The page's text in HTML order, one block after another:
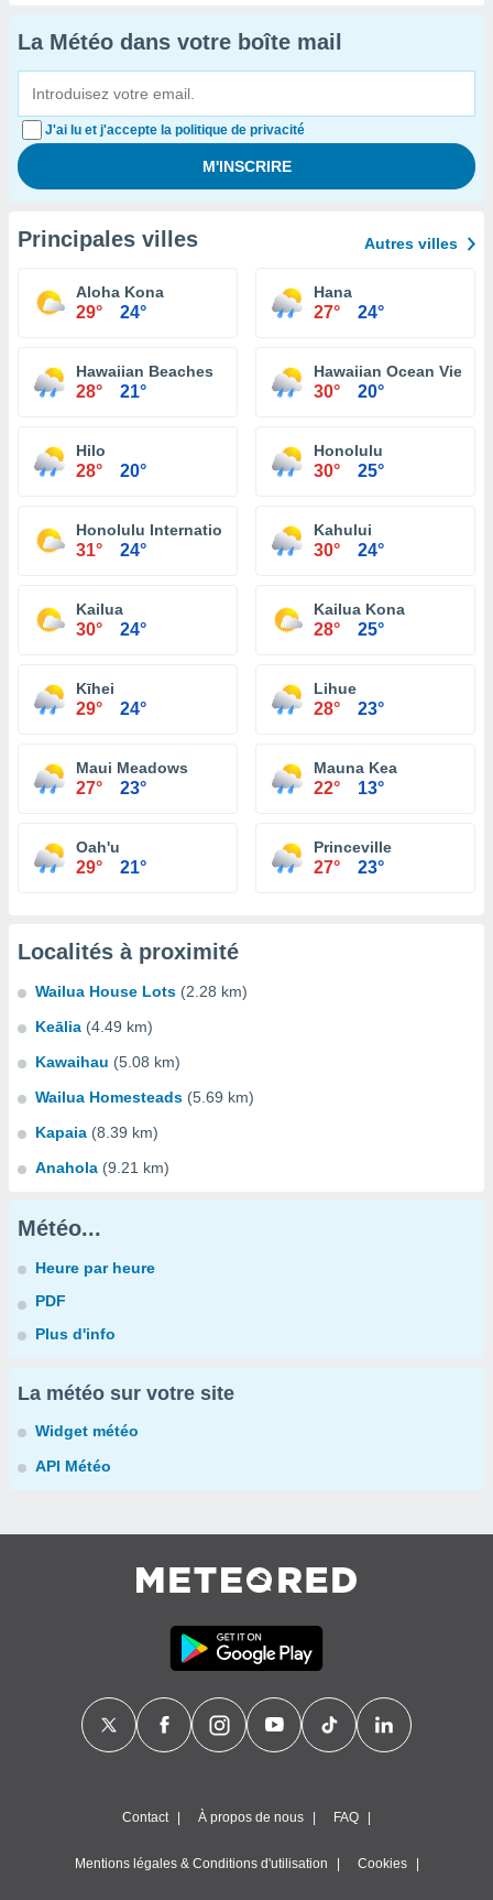
La Météo dans votre boîte mail
J'ai lu et j'accepte la politique de privacité
Principales villes Autres villes
Aloha Kona
29° 24°
Hana
27° 24°
Hawaiian Beaches
28° 21°
Hawaiian Ocean View
30° 20°
Hilo
28° 20°
Honolulu
30° 25°
Honolulu International Airport
31° 24°
Kahului
30° 24°
Kailua
30° 24°
Kailua Kona
28° 25°
Kīhei
29° 24°
Lihue
28° 23°
Maui Meadows
27° 23°
Mauna Kea
22° 13°
Oah'u
29° 21°
Princeville
27° 23°
Localités à proximité
Wailua House Lots (2.28 km)
Keālia (4.49 km)
Kawaihau (5.08 km)
Wailua Homesteads (5.69 km)
Kapaia (8.39 km)
Anahola (9.21 km)
Météo...
Heure par heure
PDF
Plus d'info
La météo sur votre site
Widget météo
API Météo
Contact À propos de nous FAQ
Mentions légales & Conditions d'utilisation Cookies